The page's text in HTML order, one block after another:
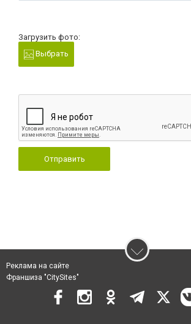
Загрузить фото:
Выбрать
Отправить
Реклама на сайте
Франшиза "CitySites"